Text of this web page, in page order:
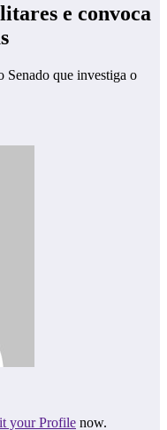
e convoca
Senado que investiga o
your Profile now.